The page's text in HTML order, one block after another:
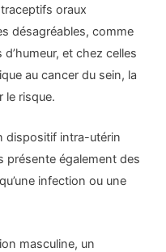
oraux
désagréables, comme
et chez celles
au cancer du sein, la
le risque.
dispositif intra-utérin
présente également des
infection ou une
masculine, un